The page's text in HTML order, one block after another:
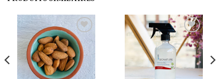
Ajouter à la liste de souhaits Ajouter à la liste de souhaits